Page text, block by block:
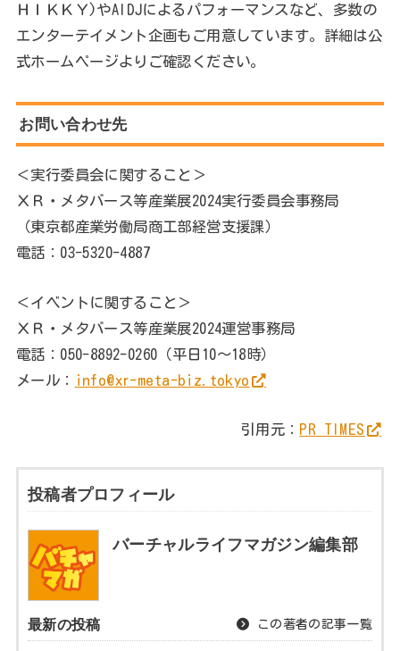
ＨＩＫＫＹ)やAIDJによるパフォーマンスなど、多数の
エンターテイメント企画もご用意しています。詳細は公
式ホームページよりご確認ください。
お問い合わせ先
＜実行委員会に関すること＞
ＸＲ・メタバース等産業展2024実行委員会事務局
（東京都産業労働局商工部経営支援課）
電話：03-5320-4887
＜イベントに関すること＞
ＸＲ・メタバース等産業展2024運営事務局
電話：050-8892-0260（平日10～18時）
メール：
info@xr-meta-biz.tokyo
引用元： PR TIMES
投稿者プロフィール
バーチャルライフマガジン編集部
最新の投稿 この著者の記事一覧